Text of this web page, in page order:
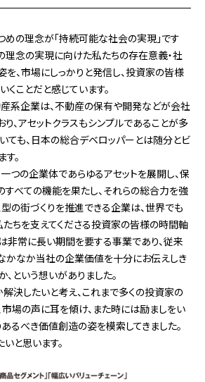
めの理念が「持続可能な社会の実現」です
理念の実現に向けた私たちの存在意義・社
、市場にしっかりと発信し、投資家の皆様
ことだと感じています。
系企業は、不動産の保有や開発などが会社
、アセットクラスもシンプルであることが多
ても、日本の総合デベロッパーとは随分とビ
。
つの企業体であらゆるアセットを展開し、保
すべての機能を果たし、それらの総合力を強
の街づくりを推進できる企業は、世界でも
たちを支えてくださる投資家の皆様の時間軸
非常に長い期間を要する事業であり、従来
かなか当社の企業価値を十分にお伝えしき
という想いがありました。
決したいと考え、これまで多くの投資家の
場の声に耳を傾け、また時には励ましをい
るべき価値創造の姿を模索してきました。
と思います。